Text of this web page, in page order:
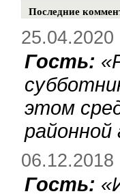
Последние
25.04.2020
Гость: «
этом
06.12.2018
Гость: «